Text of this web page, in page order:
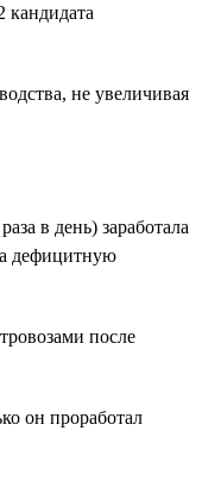
кандидата
не увеличивая
в день) заработала
дефицитную
после
он проработал